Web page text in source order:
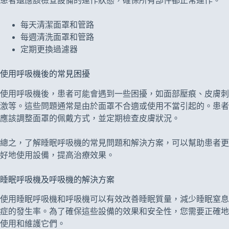
每天清潔面罩和管路
每週清洗面罩和管路
定期更換過濾器
使用呼吸機後的常見困擾
使用呼吸機後，患者可能會遇到一些困擾，如面部壓痕、皮膚刺
激等。這些問題通常是由於面罩不合適或使用不當引起的。患者
應該調整面罩的佩戴方式，並定期檢查皮膚狀況。
總之，了解睡眠呼吸機的常見問題和解決方案，可以幫助患者更
好地使用設備，提高治療效果。
睡眠呼吸機及呼吸機的解決方案
使用睡眠呼吸機和呼吸機可以有效改善睡眠質量，減少睡眠窒息
症的發生率。為了確保這些設備的效果和安全性，您需要正確地
使用和維護它們。